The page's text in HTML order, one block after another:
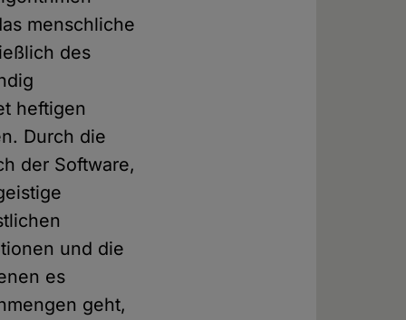
menschliche
des
heftigen
Durch die
der Software,
und die
es
geht,